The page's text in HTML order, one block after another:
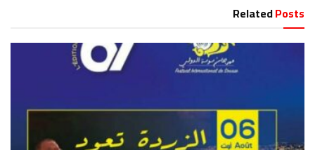
RelatedPosts